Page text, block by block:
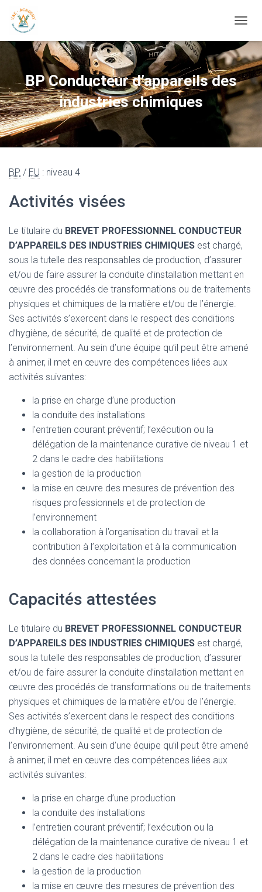
BP Conducteur d’appareils des
industries chimiques
BP / EU : niveau 4
Activités visées
Le titulaire du BREVET PROFESSIONNEL CONDUCTEUR
D’APPAREILS DES INDUSTRIES CHIMIQUES est chargé,
sous la tutelle des responsables de production, d’assurer
et/ou de faire assurer la conduite d’installation mettant en
œuvre des procédés de transformations ou de traitements
physiques et chimiques de la matière et/ou de l’énergie.
Ses activités s’exercent dans le respect des conditions
d’hygiène, de sécurité, de qualité et de protection de
l’environnement. Au sein d’une équipe qu’il peut être amené
à animer, il met en œuvre des compétences liées aux
activités suivantes:
la prise en charge d’une production
la conduite des installations
l’entretien courant préventif; l’exécution ou la
délégation de la maintenance curative de niveau 1 et
2 dans le cadre des habilitations
la gestion de la production
la mise en œuvre des mesures de prévention des
risques professionnels et de protection de
l’environnement
la collaboration à l’organisation du travail et la
contribution à l’exploitation et à la communication
des données concernant la production
Capacités attestées
Le titulaire du BREVET PROFESSIONNEL CONDUCTEUR
D’APPAREILS DES INDUSTRIES CHIMIQUES est chargé,
sous la tutelle des responsables de production, d’assurer
et/ou de faire assurer la conduite d’installation mettant en
œuvre des procédés de transformations ou de traitements
physiques et chimiques de la matière et/ou de l’énergie.
Ses activités s’exercent dans le respect des conditions
d’hygiène, de sécurité, de qualité et de protection de
l’environnement. Au sein d’une équipe qu’il peut être amené
à animer, il met en œuvre des compétences liées aux
activités suivantes:
la prise en charge d’une production
la conduite des installations
l’entretien courant préventif; l’exécution ou la
délégation de la maintenance curative de niveau 1 et
2 dans le cadre des habilitations
la gestion de la production
la mise en œuvre des mesures de prévention des